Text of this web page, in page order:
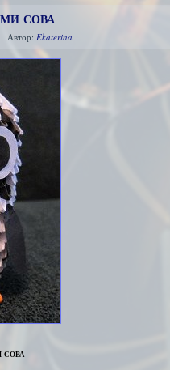
сова
Автор: Ekaterina
сова